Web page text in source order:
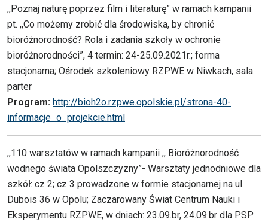
,,Poznaj naturę poprzez film i literaturę” w ramach kampanii
pt. ,,Co możemy zrobić dla środowiska, by chronić
bioróżnorodność? Rola i zadania szkoły w ochronie
bioróżnorodności”, 4 termin: 24-25.09.2021r.; forma
stacjonarna; Ośrodek szkoleniowy RZPWE w Niwkach, sala.
parter
Program: http://bioh2o.rzpwe.opolskie.pl/strona-40-
informacje_o_projekcie.html
,,110 warsztatów w ramach kampanii ,, Bioróżnorodność
wodnego świata Opolszczyzny”- Warsztaty jednodniowe dla
szkół: cz 2; cz 3 prowadzone w formie stacjonarnej na ul.
Dubois 36 w Opolu; Zaczarowany Świat Centrum Nauki i
Eksperymentu RZPWE, w dniach: 23.09.br, 24.09.br dla PSP